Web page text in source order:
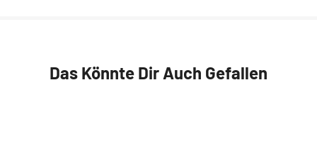
Das Könnte Dir Auch Gefallen